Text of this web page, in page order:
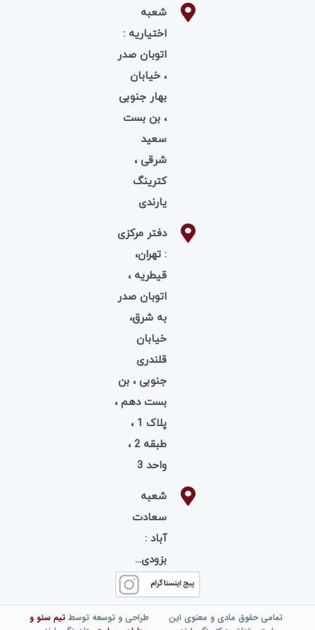
شعبه
اختیاریه :
اتوبان صدر
، خیابان
بهار جنوبی
، بن بست
سعید
شرقی ،
کترینگ
یارندی
دفتر مرکزی
: تهران،
قیطریه ،
اتوبان صدر
به شرق،
خیابان
قلندری
جنوبی ، بن
بست دهم ،
پلاک 1 ،
طبقه 2 ،
واحد 3
شعبه
سعادت
بزودی...
تمامی حقوق مادی و معنوی این
طراحی و توسعه توسطتیمسئوو